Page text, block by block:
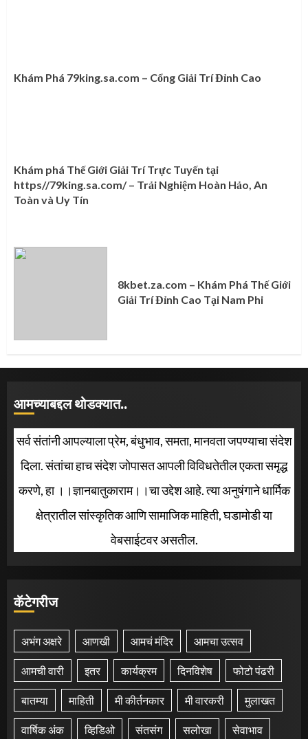
Khám Phá 79king.sa.com – Cổng Giải Trí Đỉnh Cao
Khám phá Thế Giới Giải Trí Trực Tuyến tại
https//79king.sa.com/ – Trải Nghiệm Hoàn Hảo, An
Toàn và Uy Tín
8kbet.za.com – Khám Phá Thế Giới
Giải Trí Đỉnh Cao Tại Nam Phi
आमच्याबद्दल थोडक्यात..
सर्व संतांनी आपल्याला प्रेम, बंधुभाव, समता, मानवता जपण्याचा संदेश
दिला. संतांचा हाच संदेश जोपासत आपली विविधतेतील एकता समृद्ध
करणे, हा ।।ज्ञानबातुकाराम।।चा उद्देश आहे. त्या अनुषंगाने धार्मिक
क्षेत्रातील सांस्कृतिक आणि सामाजिक माहिती, घडामोडी या
वेबसाईटवर असतील.
कॅटेगरीज
अभंग अक्षरे आणखी आमचं मंदिर आमचा उत्सव
आमची वारी इतर कार्यक्रम दिनविशेष फोटो पंढरी
बातम्या माहिती मी कीर्तनकार मी वारकरी मुलाखत
वार्षिक अंक व्हिडिओ संतसंग सलोखा सेवाभाव